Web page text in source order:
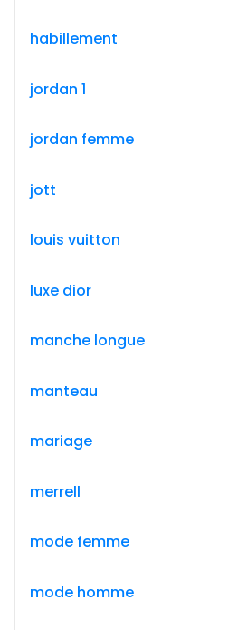
habillement
jordan 1
jordan femme
jott
louis vuitton
luxe dior
manche longue
manteau
mariage
merrell
mode femme
mode homme